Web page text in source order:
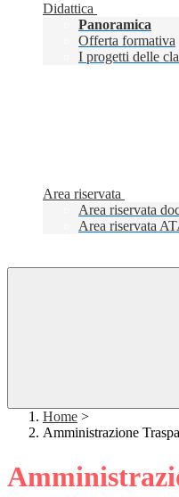
Didattica
Panoramica
Offerta formativa
I progetti delle
Area riservata
Area riservata
Area riservata
Home >
Amministrazione